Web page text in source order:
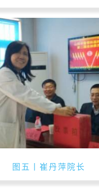
图五丨崔丹萍院长